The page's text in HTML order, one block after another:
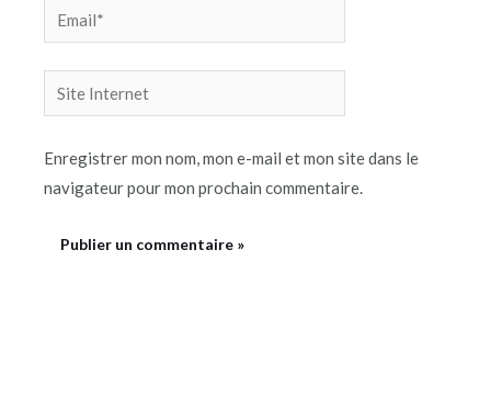
Site
Internet
Enregistrer mon nom, mon e-mail et mon site dans le
navigateur pour mon prochain commentaire.